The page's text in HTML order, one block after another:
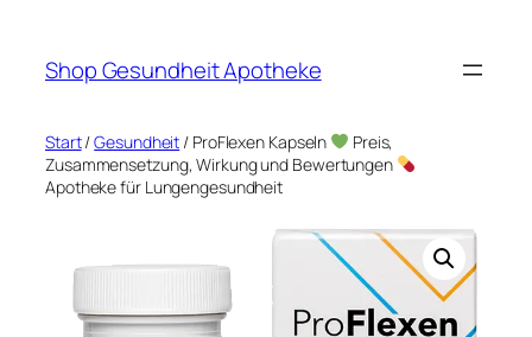
springen
Shop Gesundheit Apotheke
Start/Gesundheit / ProFlexen Kapseln
Preis,
Zusammensetzung, Wirkung und Bewertungen
Apotheke für Lungengesundheit